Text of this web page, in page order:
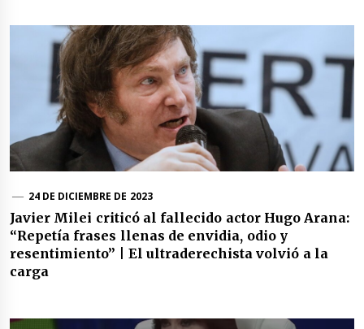
24 DE DICIEMBRE DE 2023
Javier Milei criticó al fallecido actor Hugo Arana:
“Repetía frases llenas de envidia, odio y
resentimiento” | El ultraderechista volvió a la
carga
Navegación